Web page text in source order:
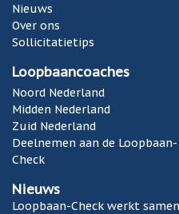
Nieuws
Over ons
Sollicitatietips
Loopbaancoaches
Noord Nederland
Midden Nederland
Zuid Nederland
Deelnemen aan de Loopbaan-
Check
Nieuws
Loopbaan-Check werkt samen